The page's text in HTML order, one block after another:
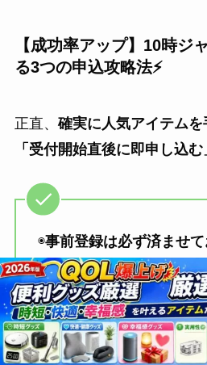
【成功率アップ】10時ジ
る3つの申込攻略法⚡
正直、確実に人気アイテム
「受付開始直後に即申し込
◉事前登録は必ず済ませて
◉当日は10時前にスタン
◉欲張らず1点集中でカー
で迷わない